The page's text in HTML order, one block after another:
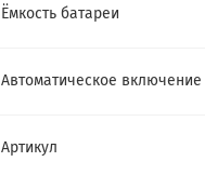
Ёмкость батареи
Автоматическое включение
Артикул